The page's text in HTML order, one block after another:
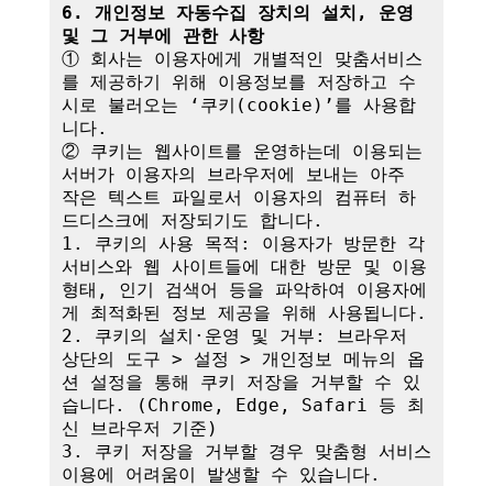
6. 개인정보 자동수집 장치의 설치, 운영
및 그 거부에 관한 사항
① 회사는 이용자에게 개별적인 맞춤서비스
를 제공하기 위해 이용정보를 저장하고 수
시로 불러오는 ‘쿠키(cookie)’를 사용합
니다.
② 쿠키는 웹사이트를 운영하는데 이용되는
서버가 이용자의 브라우저에 보내는 아주
작은 텍스트 파일로서 이용자의 컴퓨터 하
드디스크에 저장되기도 합니다.
1. 쿠키의 사용 목적: 이용자가 방문한 각
서비스와 웹 사이트들에 대한 방문 및 이용
형태, 인기 검색어 등을 파악하여 이용자에
게 최적화된 정보 제공을 위해 사용됩니다.
2. 쿠키의 설치·운영 및 거부: 브라우저
상단의 도구 > 설정 > 개인정보 메뉴의 옵
션 설정을 통해 쿠키 저장을 거부할 수 있
습니다. (Chrome, Edge, Safari 등 최
신 브라우저 기준)
3. 쿠키 저장을 거부할 경우 맞춤형 서비스
이용에 어려움이 발생할 수 있습니다.